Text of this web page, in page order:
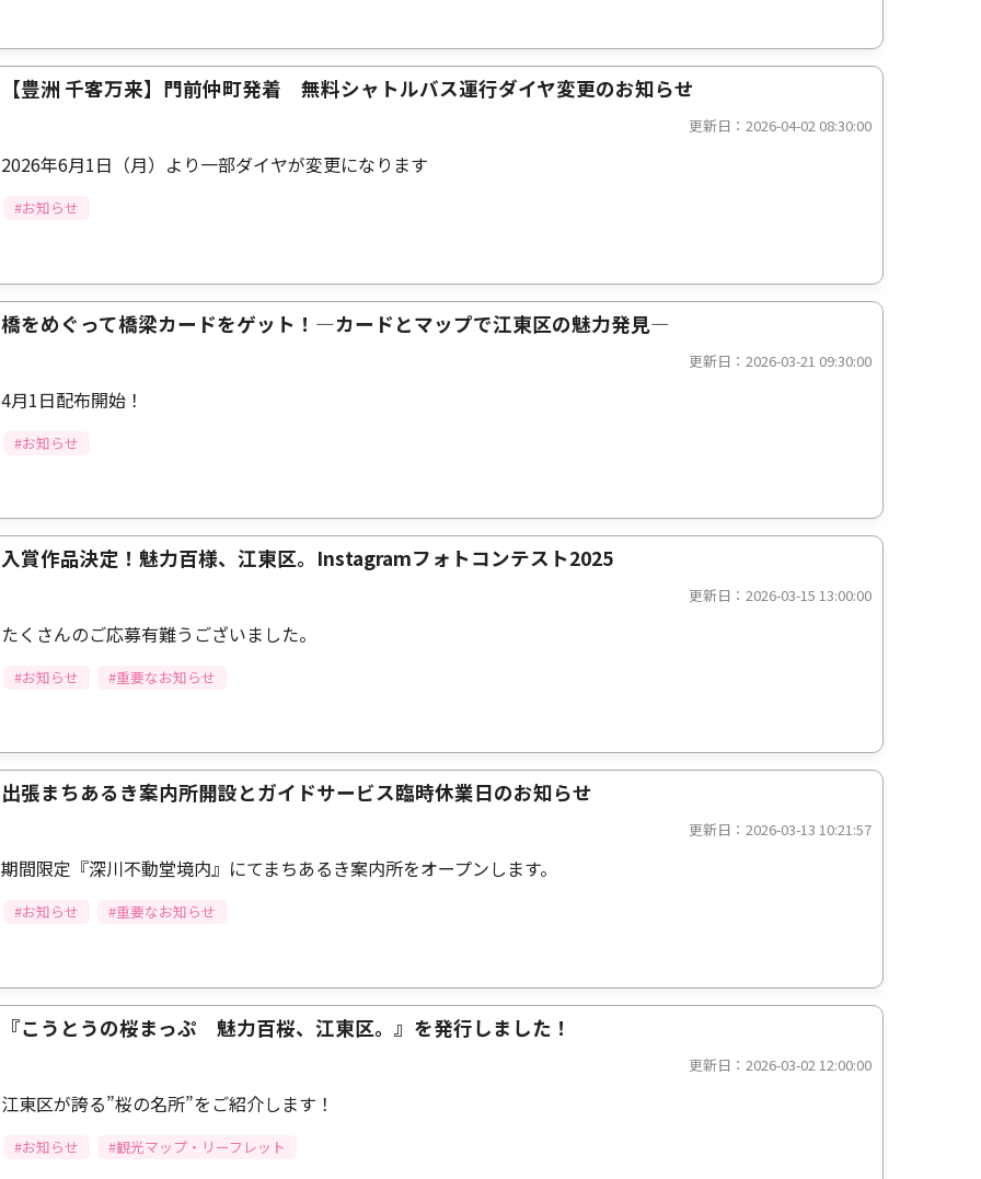
【豊洲 千客万来】門前仲町発着 無料シャトルバス運行ダイヤ変更のお知らせ
更新日：2026-04-02 08:30:00
2026年6月1日（月）より一部ダイヤが変更になります
#お知らせ
橋をめぐって橋梁カードをゲット！—カードとマップで江東区の魅力発見—
更新日：2026-03-21 09:30:00
4月1日配布開始！
#お知らせ
入賞作品決定！魅力百様、江東区。Instagramフォトコンテスト2025
更新日：2026-03-15 13:00:00
たくさんのご応募有難うございました。
#お知らせ #重要なお知らせ
出張まちあるき案内所開設とガイドサービス臨時休業日のお知らせ
更新日：2026-03-13 10:21:57
期間限定『深川不動堂境内』にてまちあるき案内所をオープンします。
#お知らせ #重要なお知らせ
『こうとうの桜まっぷ 魅力百桜、江東区。』を発行しました！
更新日：2026-03-02 12:00:00
江東区が誇る”桜の名所”をご紹介します！
#お知らせ #観光マップ・リーフレット